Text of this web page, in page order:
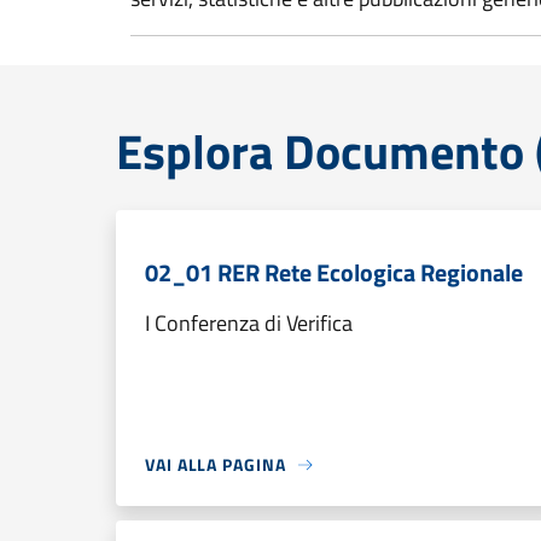
Esplora
02_01 RER Rete Ecologica Regionale
I Conferenza di Verifica
VAI ALLA PAGINA